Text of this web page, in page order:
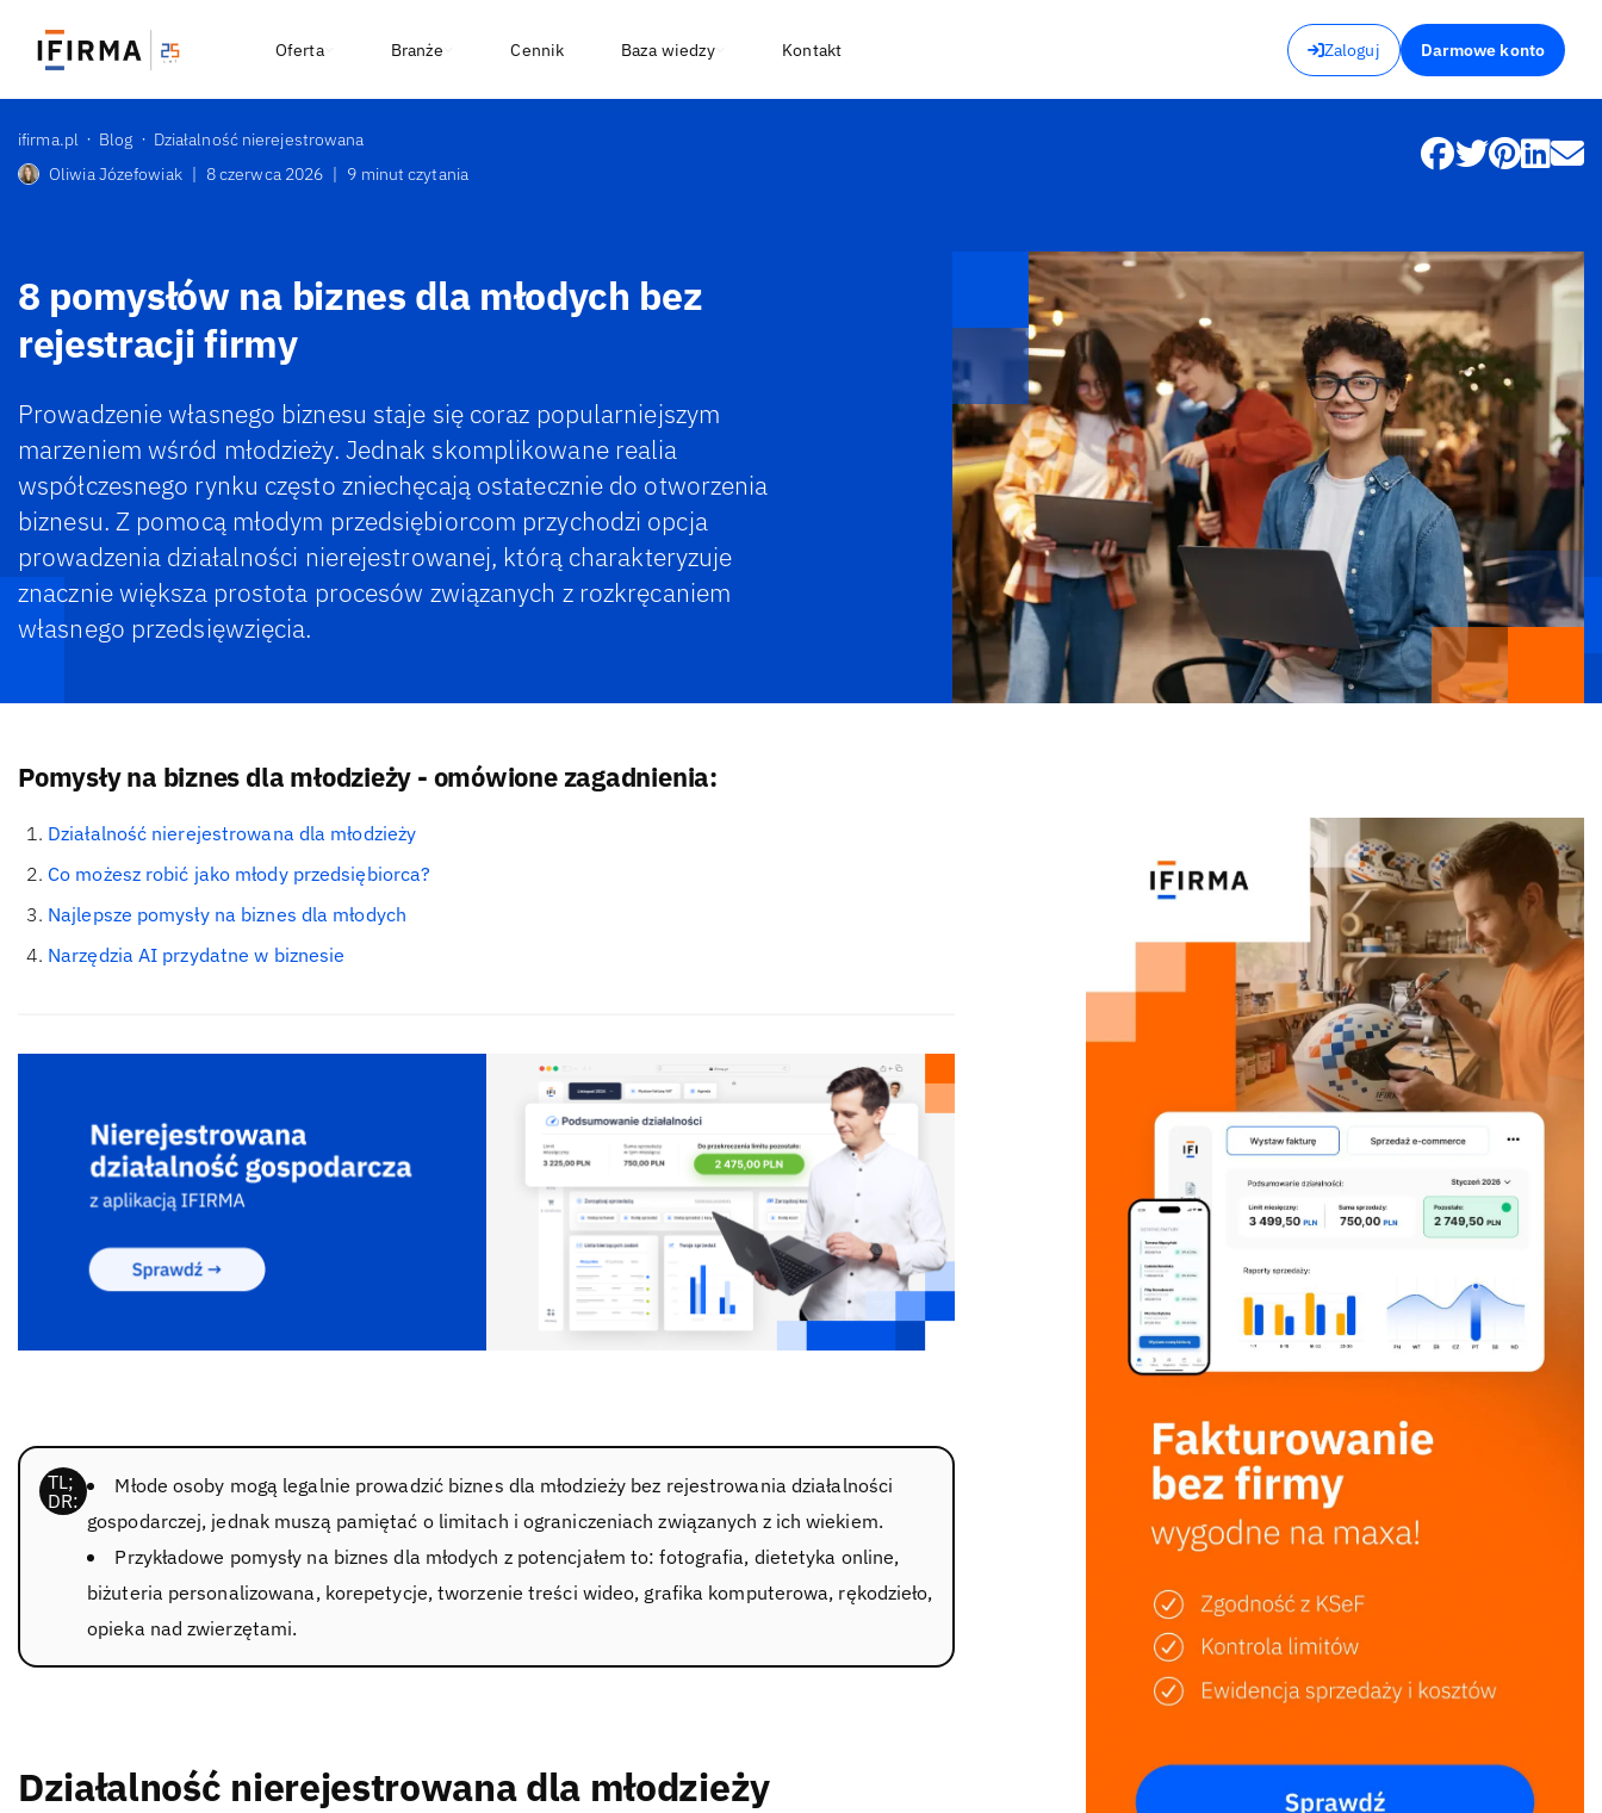
Zaloguj Darmowe konto
Oferta Branże Cennik Baza wiedzy Kontakt
ifirma.pl Blog
Działalność nierejestrowana
Oliwia Józefowiak | 8 czerwca 2026 | 9 minut czytania
8 pomysłów na biznes dla młodych bez
rejestracji firmy
Prowadzenie własnego biznesu staje się coraz popularniejszym
marzeniem wśród młodzieży. Jednak skomplikowane realia
współczesnego rynku często zniechęcają ostatecznie do otworzenia
biznesu. Z pomocą młodym przedsiębiorcom przychodzi opcja
prowadzenia działalności nierejestrowanej, którą charakteryzuje
znacznie większa prostota procesów związanych z rozkręcaniem
własnego przedsięwzięcia.
Pomysły na biznes dla młodzieży - omówione zagadnienia:
Działalność nierejestrowana dla młodzieży
Co możesz robić jako młody przedsiębiorca?
Najlepsze pomysły na biznes dla młodych
Narzędzia AI przydatne w biznesie
Młode osoby mogą legalnie prowadzić biznes dla młodzieży bez rejestrowania działalności
gospodarczej, jednak muszą pamiętać o limitach i ograniczeniach związanych z ich wiekiem.
Przykładowe pomysły na biznes dla młodych z potencjałem to: fotografia, dietetyka online,
biżuteria personalizowana, korepetycje, tworzenie treści wideo, grafika komputerowa, rękodzieło,
opieka nad zwierzętami.
Działalność nierejestrowana dla młodzieży